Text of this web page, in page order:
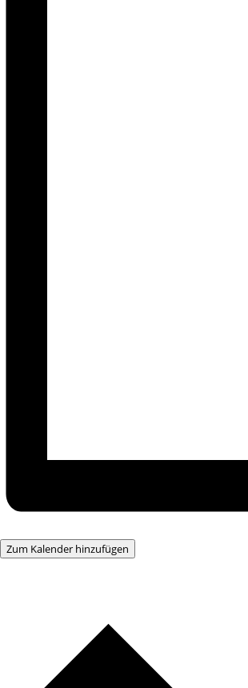
Zum Kalender hinzufügen